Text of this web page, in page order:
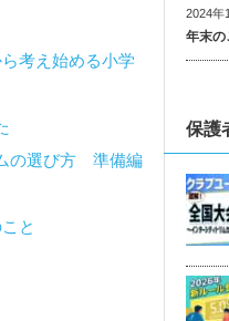
考え始める小学
の選び方 準備編
と
2024年
年末の
保護